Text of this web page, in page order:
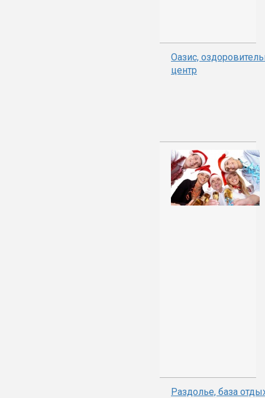
Оазис,
центр
Раздолье, база